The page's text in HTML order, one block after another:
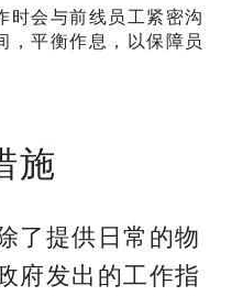
时会与前线员工紧密沟
，平衡作息，以保障员
施
了提供日常的物
府发出的工作指